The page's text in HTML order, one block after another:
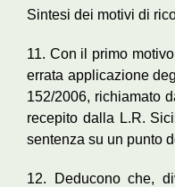
Sintesi dei motivi di
11. Con il primo
errata applicazione
152/2006, richiamato
recepito dalla L.R.
sentenza su un punto
12. Deducono che,